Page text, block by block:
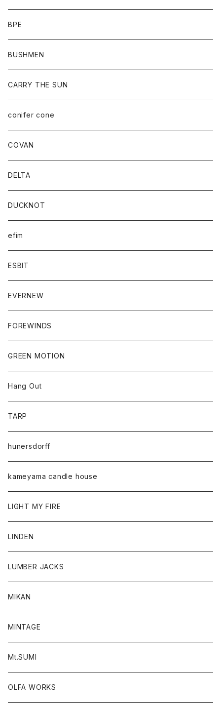
BPE
BUSHMEN
CARRY THE SUN
conifer cone
COVAN
DELTA
DUCKNOT
efim
ESBIT
EVERNEW
FOREWINDS
GREEN MOTION
Hang Out
TARP
hunersdorff
kameyama candle house
LIGHT MY FIRE
LINDEN
LUMBER JACKS
MIKAN
MINTAGE
Mt.SUMI
OLFA WORKS